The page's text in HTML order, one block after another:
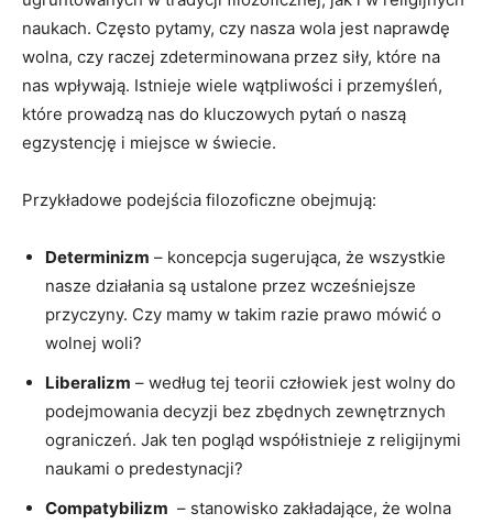
naukach. Często pytamy, ​czy nasza wola jest naprawdę
wolna,​ czy raczej zdeterminowana przez siły, ​które na
‌nas wpływają. Istnieje wiele⁣ wątpliwości⁢ i‍ przemyśleń,
które prowadzą nas ⁣do kluczowych pytań o naszą
egzystencję i miejsce w świecie.
Przykładowe ​podejścia filozoficzne obejmują:
Determinizm – koncepcja sugerująca, że ​wszystkie
nasze ‌działania ‍są ustalone⁢ przez wcześniejsze
przyczyny. Czy mamy w⁢ takim‌ razie prawo mówić o
wolnej woli?
Liberalizm – według tej teorii człowiek jest wolny do
podejmowania decyzji bez zbędnych zewnętrznych
ograniczeń. Jak ten pogląd współistnieje z religijnymi
naukami o predestynacji?
Compatybilizm ​ – stanowisko ⁤zakładające, że wolna